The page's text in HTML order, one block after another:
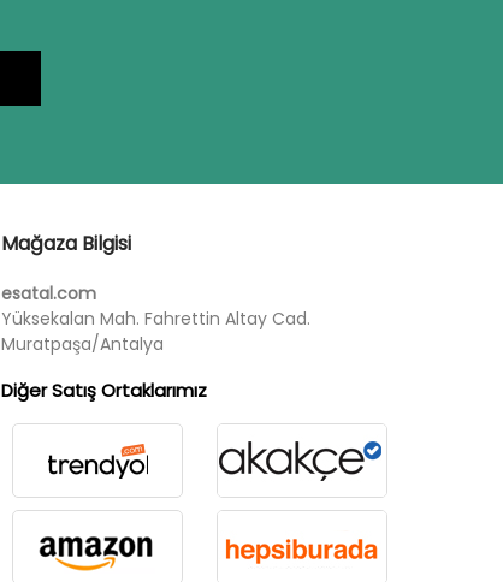
Mağaza Bilgisi
esatal.com
Yüksekalan Mah. Fahrettin Altay Cad.
Muratpaşa/Antalya
Diğer Satış Ortaklarımız